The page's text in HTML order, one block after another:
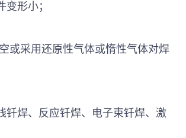
变形小；
或采用还原性气体或惰性气体对焊
钎焊、反应钎焊、电子束钎焊、激